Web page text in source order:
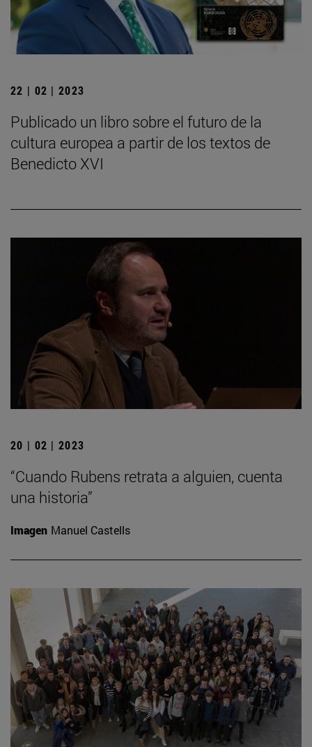
22 | 02 | 2023
Publicado un libro sobre el futuro de la
cultura europea a partir de los textos de
Benedicto XVI
20 | 02 | 2023
“Cuando Rubens retrata a alguien, cuenta
una historia”
Imagen Manuel Castells